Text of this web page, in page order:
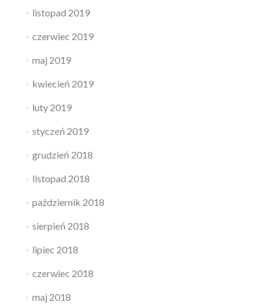
listopad 2019
czerwiec 2019
maj 2019
kwiecień 2019
luty 2019
styczeń 2019
grudzień 2018
listopad 2018
październik 2018
sierpień 2018
lipiec 2018
czerwiec 2018
maj 2018